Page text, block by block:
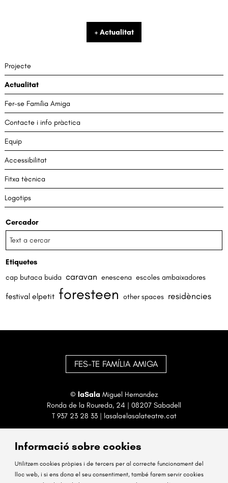
+ Actualitat
Projecte
Actualitat
Fer-se Família Amiga
Contacte i info pràctica
Equip
Accessibilitat
Fitxa tècnica
Logotips
Cercador
Etiquetes
cap butaca buida caravan enescena escoles ambaixadores
festival elpetit foresteen other spaces residències
FES-TE FAMÍLIA AMIGA
© laSala Miguel Hernandez
Ronda de la Roureda, 24 | 08207 Sabadell
T 937 23 28 33| lasala@lasalateatre.cat
Informació sobre cookies
Utilitzem cookies pròpies i de tercers per al correcte funcionament del
lloc web, i si ens dona el seu consentiment, també farem servir cookies